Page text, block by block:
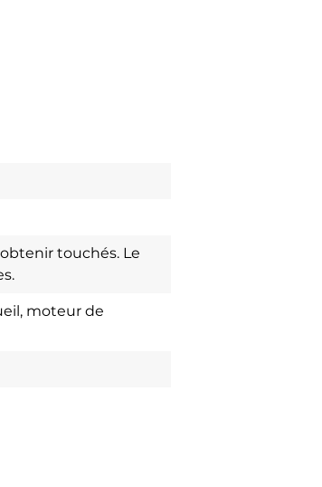
touchés. Le
moteur de